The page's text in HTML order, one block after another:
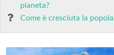
pianeta?
Come è cresciuta la